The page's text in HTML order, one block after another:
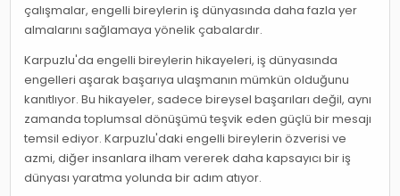
çalışmalar, engelli bireylerin iş dünyasında daha fazla yer
almalarını sağlamaya yönelik çabalardır.
Karpuzlu'da engelli bireylerin hikayeleri, iş dünyasında
engelleri aşarak başarıya ulaşmanın mümkün olduğunu
kanıtlıyor. Bu hikayeler, sadece bireysel başarıları değil, aynı
zamanda toplumsal dönüşümü teşvik eden güçlü bir mesajı
temsil ediyor. Karpuzlu'daki engelli bireylerin özverisi ve
azmi, diğer insanlara ilham vererek daha kapsayıcı bir iş
dünyası yaratma yolunda bir adım atıyor.